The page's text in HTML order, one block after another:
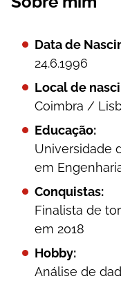
As minhas últimas
Data de
24.6.1996
Local de
Coimbra /
Educação:
Universidade
em
Conquistas:
Finalista de
em 2018
Hobby:
Análise de